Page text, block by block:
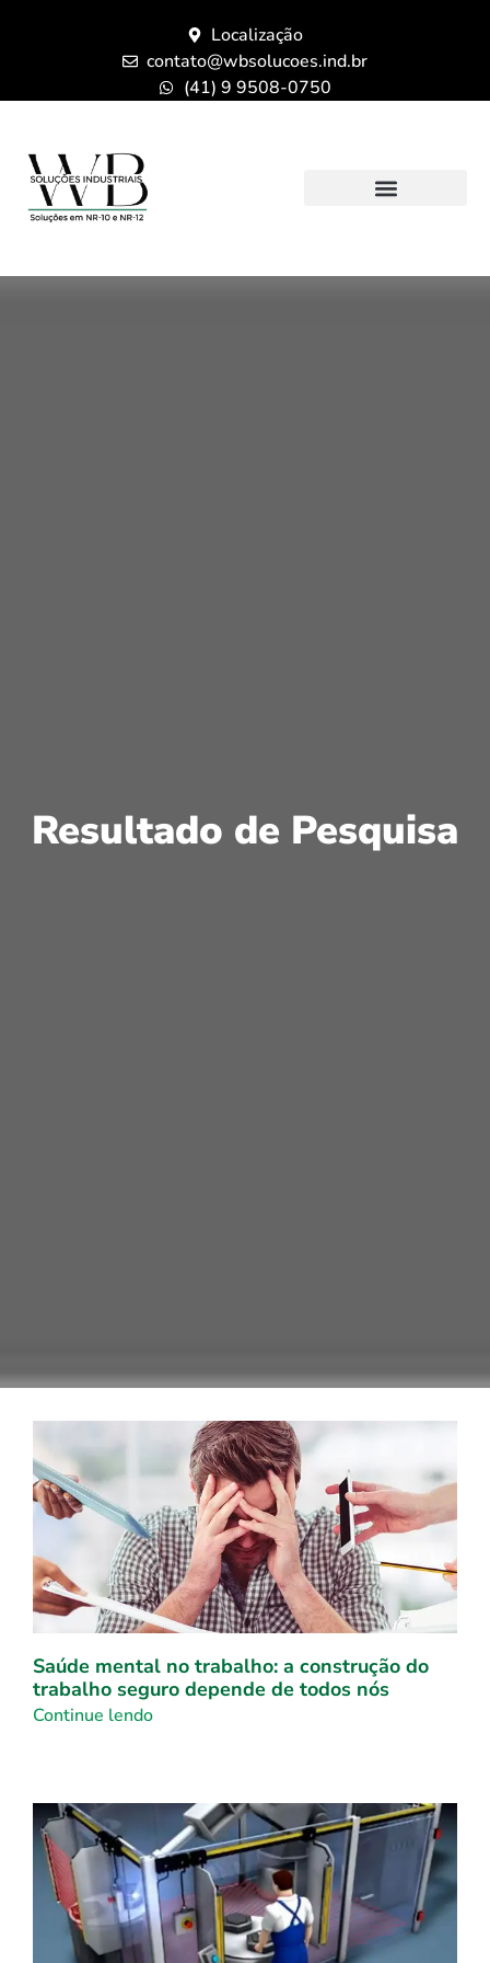
Localização
contato@wbsolucoes.ind.br
(41) 9 9508-0750
Resultado de Pesquisa
Saúde mental no trabalho: a construção do
trabalho seguro depende de todos nós
Continue lendo